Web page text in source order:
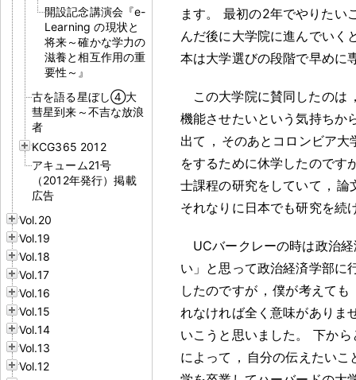
開設記念講演会『e-
Learning の現状と
将来～確かな学力の
滋養と相互作用の重
要性～』
古を語る星ぼし④大
彗星到来～不吉な放浪
者
KCG365 2012
アキューム21号
（2012年発行）掲載
広告
Vol.20
Vol.19
Vol.18
Vol.17
Vol.16
Vol.15
Vol.14
Vol.13
Vol.12
ます。
最初の2年でやりたい
んだ後に大学院に進んでいく
本は大学選びの段階で早めに
この大学院に賛同したのは
機能させたいという気持ちか
出て ， そのあとコロンビア
をするために休学したのです
士課程の研究をしていて ， 論
それなりに日本でも研究を続
UCバークレーの時は政治
い」と思って政治経済学部に
したのですが ， 僕が考えても
れなければ全く意味がありま
いこうと思いました 。
下から
によって ， 自分の伝えたい